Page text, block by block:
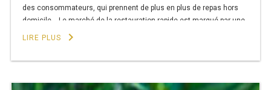
PROFONDEUR 400 INOX
des consommateurs, qui prennent de plus en plus de repas hors
domicile. Le marché de la restauration rapide est marqué par une
tendance forte : les consommateurs …
SALADE
LIRE PLUS keyboard_arrow_right